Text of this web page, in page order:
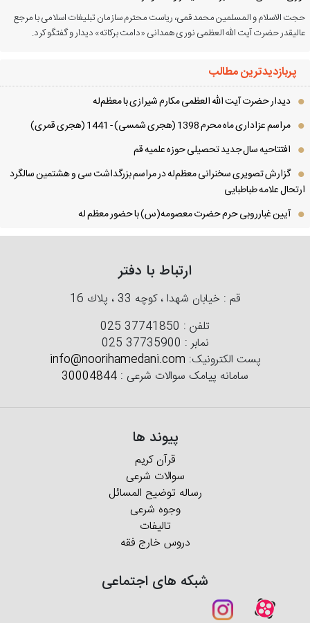
الاسلام و المسلمین محمد قمی، ریاست محترم سازمان تبلیغات اسلامی با مرجع
حضرت آیت الله العظمی نوری همدانی «دامت برکاته» دیدار و گفتگو کرد.
پربازدیدترین مطالب
دیدار حضرت آیت الله العظمی مكارم شیرازی با معظم‌له
مراسم عزاداری ماه محرم 1398 (هجری شمسی) - 1441 (هجری قمری)
افتتاحیه سال جدید تحصیلی حوزه علمیه قم
گزارش تصویری سخنرانی معظم‌له در مراسم بزرگداشت سی و هشتمین سالگرد
علامه طباطبایی
آیین غبارروبی حرم حضرت معصومه(س) با حضور معظم له
ارتباط با دفتر
قم : خیابان شهدا ، كوچه 33 ، پلاك 16
تلفن :025 37741850
نمابر :025 37735900
پست الکترونیک:info@noorihamedani.com
سامانه پیامک سوالات شرعی : 30004844
پیوند ها
قرآن کریم
سوالات شرعی
رساله توضیح المسائل
وجوه شرعی
تالیفات
دروس خارج فقه
شبکه های اجتماعی